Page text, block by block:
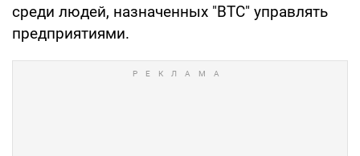
среди людей, назначенных "ВТС" управлять
предприятиями.